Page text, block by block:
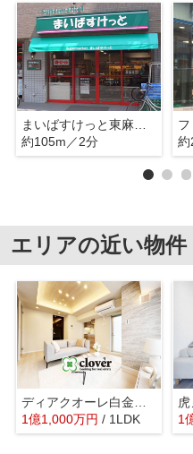
約105m／2分
約
エリアの近い物件
ディアクオーレ白金高輪
1億1,000万円 / 1LDK
1